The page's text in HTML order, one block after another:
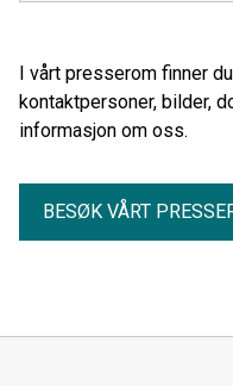
I vårt presserom finner
kontaktpersoner, bilder,
informasjon om oss.
BESØK VÅRT